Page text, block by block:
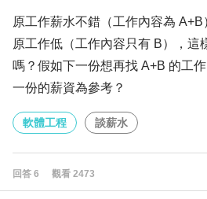
原工作薪水不錯（工作內容為
原工作低（工作內容只有 B），這
嗎？假如下一份想再找 A+B 的工
一份的薪資為參考？
軟體工程 談薪水
回答 6 觀看 2473